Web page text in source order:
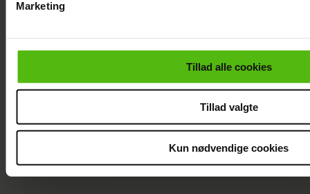
cookiepolitik.
Marketing
Tillad alle cookies
Tillad valgte
Kun nødvendige cookies
Afsløret på video: Melvin Kakooza vækker
opsigt i nyt job